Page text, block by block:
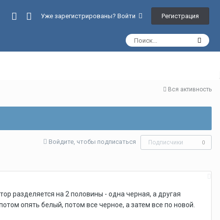
Уже зарегистрированы? Войти Регистрация
Вся активность
Войдите, чтобы подписаться Подписчики 0
разделяется на 2 половины - одна черная, а другая
опять белый, потом все черное, а затем все по новой.